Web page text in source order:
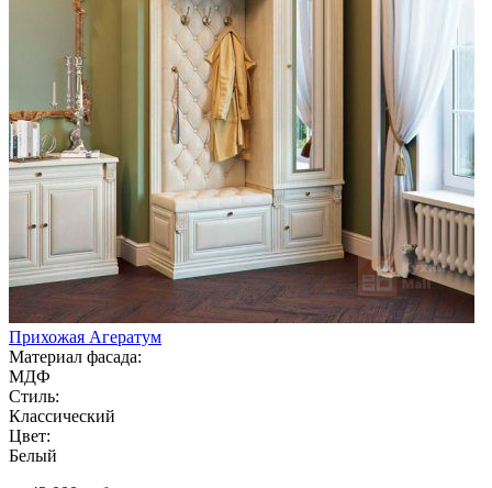
Прихожая Агератум
Материал фасада:
МДФ
Стиль:
Классический
Цвет:
Белый